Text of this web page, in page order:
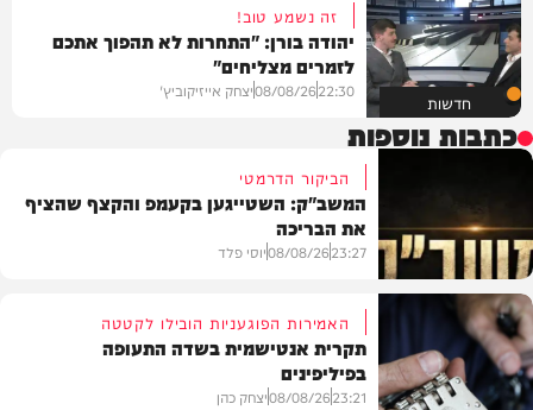
חדשות
זה נשמע טוב!
יהודה בורן: "התחרות לא תהפוך אתכם
לזמרים מצליחים"
22:30
08/08/26יצחק אייזיקוביץ'
כתבות נוספות
המשב"ק
הביקור הדרמטי
המשב"ק: השטייגען בקעמפ והקצף שהציף
את הבריכה
23:27
08/08/26יוסי פלד
האמירות הפוגעניות הובילו לקטטה
תקרית אנטישמית בשדה התעופה
בפיליפינים
23:21
08/08/26יצחק כהן